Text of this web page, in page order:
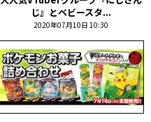
じ』とベビースタ...
2020年07月10日 10:30